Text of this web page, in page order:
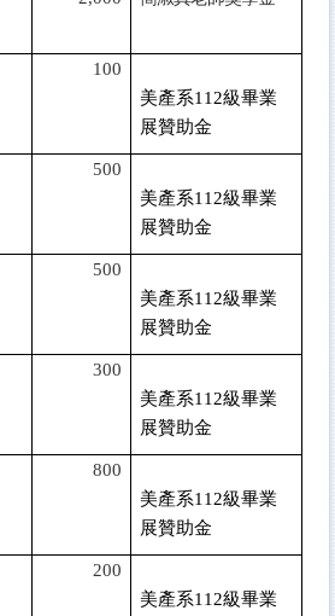
100
美產系112級畢業
展贊助金
500
美產系112級畢業
展贊助金
500
美產系112級畢業
展贊助金
300
美產系112級畢業
展贊助金
800
美產系112級畢業
展贊助金
200
美產系112級畢業